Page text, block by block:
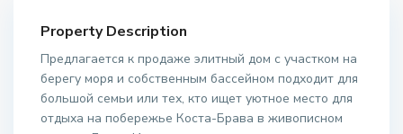
Property Description
Предлагается к продаже элитный дом с участком на
берегу моря и собственным бассейном подходит для
большой семьи или тех, кто ищет уютное место для
отдыха на побережье Коста-Брава в живописном